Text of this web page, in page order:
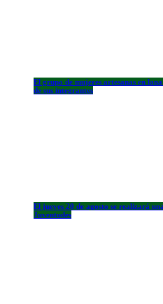
El grupo de mujeres artesanas en
de sus integrantes
El jueves 20 de agosto se realizará
Juventudes